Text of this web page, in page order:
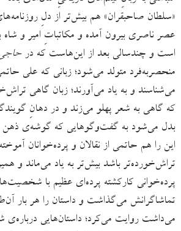
«سلطان صاحبقران» هم بیش‌تر از دلِ
عصر ناصری بیرون آمده و مکاتباتِ امیر و
است و چندسالی بعد از این‌هاست که در
منحصربه‌فرد متولد می‌شود؛ زبانی که علی
می‌شناسند و به یاد می‌آورند؛ زبان گاهی
که گاهی به شعر پهلو می‌زند و در دهانِ
بدل می‌شود به گفت‌وگو‌هایی که گوشه‌ی
این را هم حاتمی از نقالان و پرده‌خوانان
تراش‌خورده‌تر باشد بیش‌تر به یاد می‌ماند و
پرده‌خوانی کارکشته پرده‌ای عظیم با
تماشاگرانش می‌گذاشت و داستان را هر بار
می‌داشت روایت می‌‌کرد؛ داستان‌هایی درباره‌ی